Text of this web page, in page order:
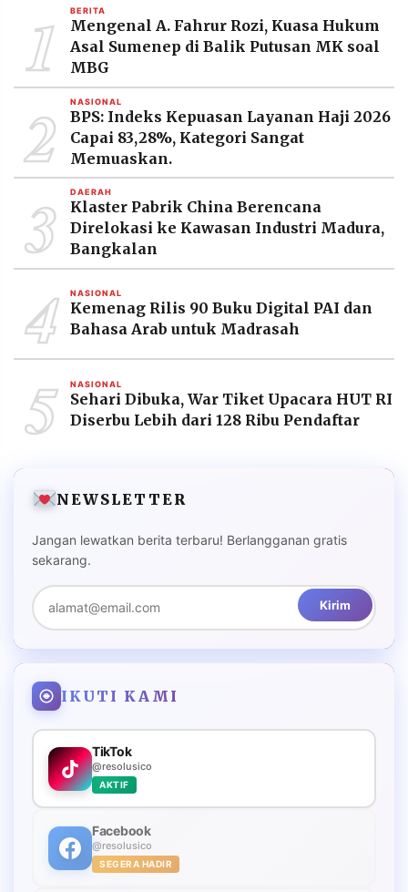
1 BERITA
Mengenal A. Fahrur Rozi, Kuasa Hukum
Asal Sumenep di Balik Putusan MK soal
MBG
2 NASIONAL
BPS: Indeks Kepuasan Layanan Haji 2026
Capai 83,28%, Kategori Sangat
Memuaskan.
3 DAERAH
Klaster Pabrik China Berencana
Direlokasi ke Kawasan Industri Madura,
Bangkalan
4 NASIONAL
Kemenag Rilis 90 Buku Digital PAI dan
Bahasa Arab untuk Madrasah
5 NASIONAL
Sehari Dibuka, War Tiket Upacara HUT RI
Diserbu Lebih dari 128 Ribu Pendaftar
NEWSLETTER
Jangan lewatkan berita terbaru! Berlangganan gratis
sekarang.
Kirim
IKUTI KAMI
TikTok
@resolusico
AKTIF
Facebook
@resolusico
SEGERA HADIR